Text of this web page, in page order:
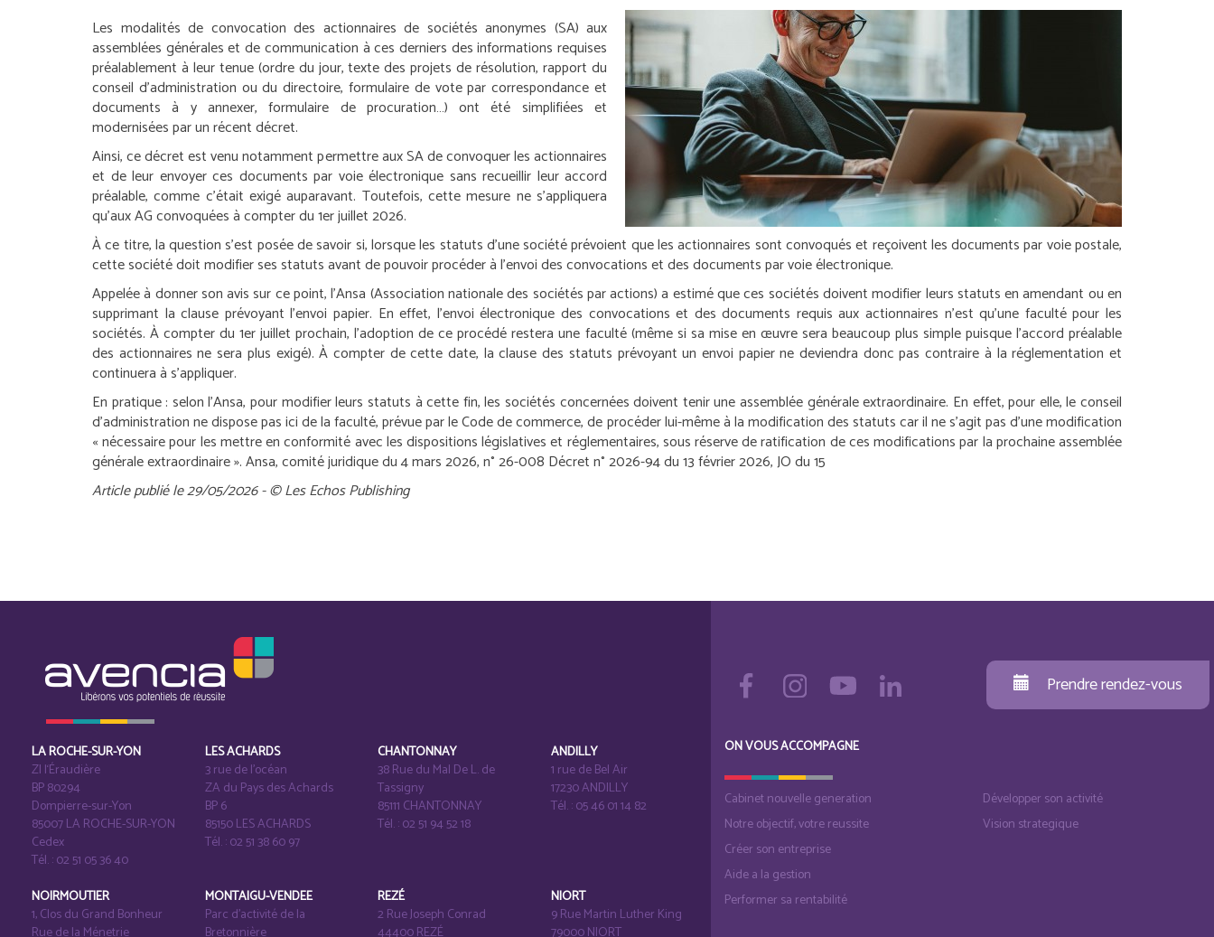
Les modalités de convocation des actionnaires de sociétés anonymes (SA) aux
assemblées générales et de communication à ces derniers des informations requises
préalablement à leur tenue (ordre du jour, texte des projets de résolution, rapport du
conseil d’administration ou du directoire, formulaire de vote par correspondance et
documents à y annexer, formulaire de procuration…) ont été simplifiées et
modernisées par un récent décret.
Ainsi, ce décret est venu notamment permettre aux SA de convoquer les actionnaires
et de leur envoyer ces documents par voie électronique sans recueillir leur accord
préalable, comme c’était exigé auparavant. Toutefois, cette mesure ne s’appliquera
qu’aux AG convoquées à compter du 1erjuillet 2026.
À ce titre, la question s’est posée de savoir si, lorsque les statuts d’une société prévoient que les actionnaires sont convoqués et reçoivent les documents par voie postale,
cette société doit modifier ses statuts avant de pouvoir procéder à l’envoi des convocations et des documents par voie électronique.
Appelée à donner son avis sur ce point, l’Ansa (Association nationale des sociétés par actions) a estimé que ces sociétés doivent modifier leurs statuts en amendant ou en
supprimant la clause prévoyant l’envoi papier. En effet, l’envoi électronique des convocations et des documents requis aux actionnaires n’est qu’une faculté pour les
sociétés. À compter du 1erjuillet prochain, l’adoption de ce procédé restera une faculté (même si sa mise en œuvre sera beaucoup plus simple puisque l’accord préalable
des actionnaires ne sera plus exigé). À compter de cette date, la clause des statuts prévoyant un envoi papier ne deviendra donc pas contraire à la réglementation et
continuera à s’appliquer.
En pratique : selon l’Ansa, pour modifier leurs statuts à cette fin, les sociétés concernées doivent tenir une assemblée générale extraordinaire. En effet, pour elle, le conseil
d’administration ne dispose pas ici de la faculté, prévue par le Code de commerce, de procéder lui-même à la modification des statuts car il ne s’agit pas d’une modification
« nécessaire pour les mettre en conformité avec les dispositions législatives et réglementaires, sous réserve de ratification de ces modifications par la prochaine assemblée
générale extraordinaire ».Ansa, comité juridique du 4 mars 2026, n° 26-008 Décret n° 2026-94 du 13 février 2026, JO du 15
Article publié le 29/05/2026 - © Les Echos Publishing
LA ROCHE-SUR-YON
ZI l‘Éraudière
BP 80294
Dompierre-sur-Yon
85007 LA ROCHE-SUR-YON
Cedex
Tél. : 02 51 05 36 40
LES ACHARDS
3 rue de l’océan
ZA du Pays des Achards
BP 6
85150 LES ACHARDS
Tél. : 02 51 38 60 97
CHANTONNAY
38 Rue du Mal De L. de
Tassigny
85111 CHANTONNAY
Tél. : 02 51 94 52 18
ANDILLY
1 rue de Bel Air
17230 ANDILLY
Tél. : 05 46 01 14 82
NOIRMOUTIER
1, Clos du Grand Bonheur
Rue de la Ménetrie
MONTAIGU-VENDEE
Parc d’activité de la
Bretonnière
REZÉ
2 Rue Joseph Conrad
44400 REZÉ
NIORT
9 Rue Martin Luther King
79000 NIORT
Prendre rendez-vous
ON VOUS ACCOMPAGNE
Cabinet nouvelle generation
Notre objectif, votre reussite
Créer son entreprise
Aide a la gestion
Performer sa rentabilité
Développer son activité
Vision strategique